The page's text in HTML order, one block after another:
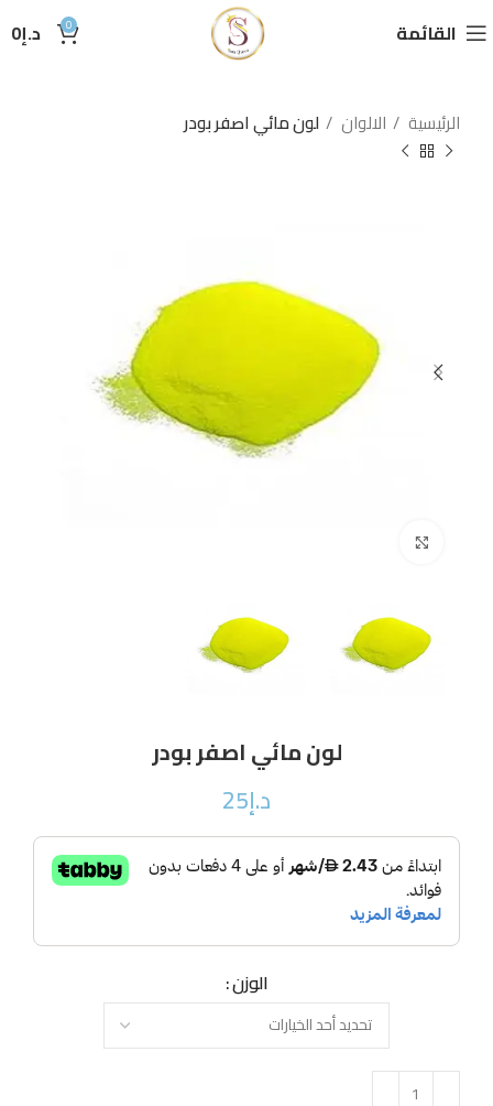
القائمة 0 د.إ0
الرئيسية الالوان لون مائي اصفر بودر
لون مائي اصفر بودر
د.إ25
الوزن